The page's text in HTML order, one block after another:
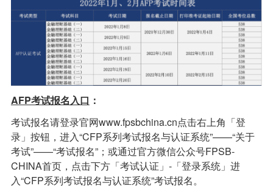
AFP考试报名入口 ：
考试报名请登录官网www.fpsbchina.cn点击右上角「登
录」按钮，进入“CFP系列考试报名与认证系统”——“关于
考试”——“考试报名”；或通过官方微信公众号FPSB-
CHINA首页，点击下方「考试认证」-「登录系统」进
入“CFP系列考试报名与认证系统”考试报名。